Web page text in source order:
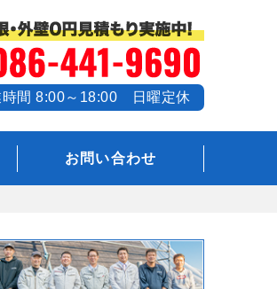
時間 8:00～18:00 日曜定休
お問い合わせ